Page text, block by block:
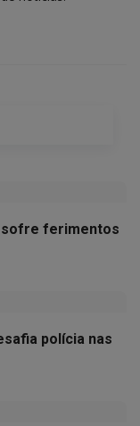
sofre ferimentos
polícia nas